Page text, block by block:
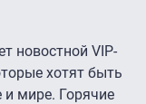
новостной VIP-
хотят быть
и мире. Горячие